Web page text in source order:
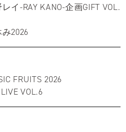
イ-RAY KANO-企画GIFT VOL.
2026
FRUITS 2026
VOL.6